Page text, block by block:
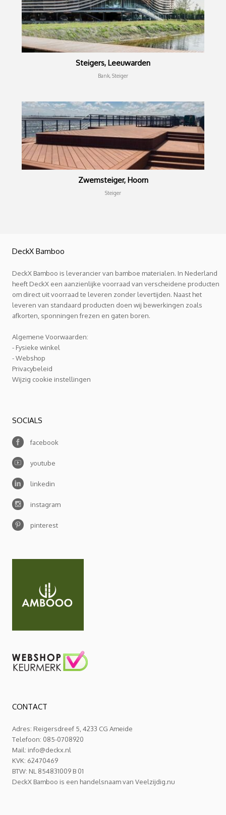
Steigers, Leeuwarden
Bank, Steiger
Zwemsteiger, Hoorn
Steiger
DeckX Bamboo
DeckX Bamboo is leverancier van bamboe materialen. In Nederland
heeft DeckX een aanzienlijke voorraad van verscheidene producten
om direct uit voorraad te leveren zonder levertijden. Naast het
leveren van standaard producten doen wij bewerkingen zoals
afkorten, sponningen frezen en gaten boren.
Algemene Voorwaarden:
- Fysieke winkel
- Webshop
Privacybeleid
Wijzig cookie instellingen
SOCIALS
facebook
youtube
linkedin
instagram
pinterest
CONTACT
Adres: Reigersdreef 5, 4233 CG Ameide
Telefoon: 085-0708920
Mail: info@deckx.nl
KVK: 62470469
BTW: NL 854831009 B 01
DeckX Bamboo is een handelsnaam van Veelzijdig.nu